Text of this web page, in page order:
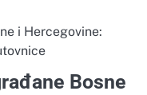
i Hercegovine:
Bosne